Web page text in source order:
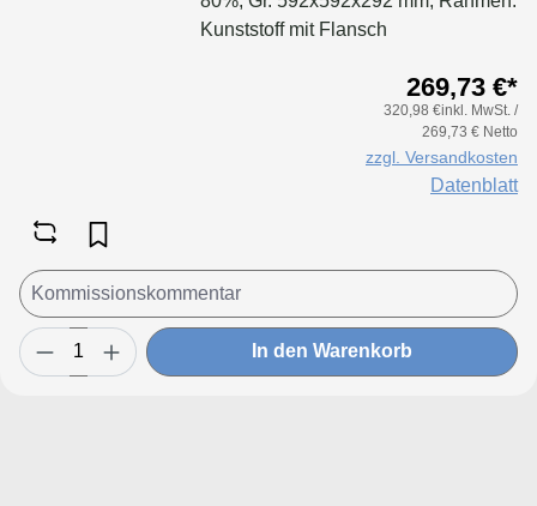
Kunststoff mit Flansch
269,73 €*
320,98 €inkl. MwSt. /
269,73 € Netto
zzgl. Versandkosten
Datenblatt
In den Warenkorb